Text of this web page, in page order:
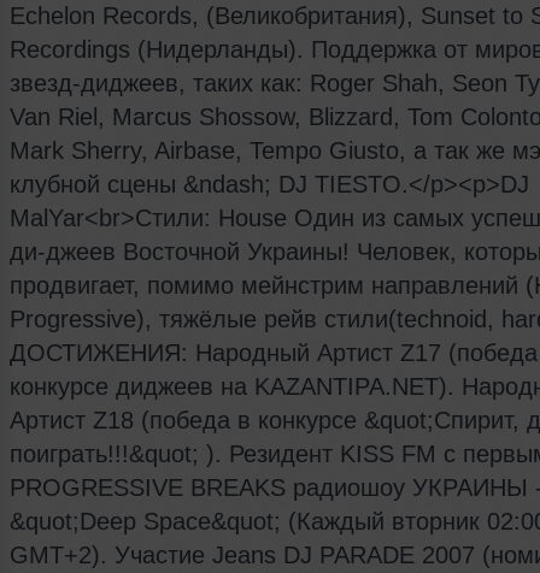
Echelon Records, (Великобритания), Sunset to
Recordings (Нидерланды). Поддержка от
звезд-диджеев, таких как: Roger Shah, Seon
Van Riel, Marcus Shossow, Blizzard, Tom
Mark Sherry, Airbase, Tempo Giusto, а так же
клубной сцены &ndash; DJ TIESTO.</p><p>DJ
MalYar<br>Стили: House Один из самых
ди-джеев Восточной Украины! Человек,
продвигает, помимо мейнстрим направлений
Progressive), тяжёлые рейв стили(technoid,
ДОСТИЖЕНИЯ: Народный Артист Z17
конкурсе диджеев на KAZANTIPA.NET).
Артист Z18 (победа в конкурсе &quot;Спирит,
поиграть!!!&quot; ). Резидент KISS FM c
PROGRESSIVE BREAKS радиошоу УКРАИНЫ
&quot;Deep Space&quot; (Каждый вторник
GMT+2). Участие Jeans DJ PARADE 2007